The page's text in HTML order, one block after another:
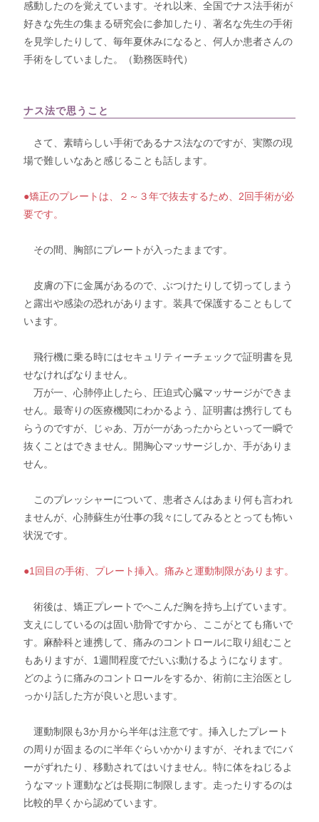
感動したのを覚えています。それ以来、全国でナス法手術が
好きな先生の集まる研究会に参加したり、著名な先生の手術
を見学したりして、毎年夏休みになると、何人か患者さんの
手術をしていました。（勤務医時代）
ナス法で思うこと
さて、素晴らしい手術であるナス法なのですが、実際の現
場で難しいなあと感じることも話します。
●矯正のプレートは、２～３年で抜去するため、2回手術が必
要です。
その間、胸部にプレートが入ったままです。
皮膚の下に金属があるので、ぶつけたりして切ってしまう
と露出や感染の恐れがあります。装具で保護することもして
います。
飛行機に乗る時にはセキュリティーチェックで証明書を見
せなければなりません。
万が一、心肺停止したら、圧迫式心臓マッサージができま
せん。最寄りの医療機関にわかるよう、証明書は携行しても
らうのですが、じゃあ、万が一があったからといって一瞬で
抜くことはできません。開胸心マッサージしか、手がありま
せん。
このプレッシャーについて、患者さんはあまり何も言われ
ませんが、心肺蘇生が仕事の我々にしてみるととっても怖い
状況です。
●1回目の手術、プレート挿入。痛みと運動制限があります。
術後は、矯正プレートでへこんだ胸を持ち上げています。
支えにしているのは固い肋骨ですから、ここがとても痛いで
す。麻酔科と連携して、痛みのコントロールに取り組むこと
もありますが、1週間程度でだいぶ動けるようになります。
どのように痛みのコントロールをするか、術前に主治医とし
っかり話した方が良いと思います。
運動制限も3か月から半年は注意です。挿入したプレート
の周りが固まるのに半年ぐらいかかりますが、それまでにバ
ーがずれたり、移動されてはいけません。特に体をねじるよ
うなマット運動などは長期に制限します。走ったりするのは
比較的早くから認めています。